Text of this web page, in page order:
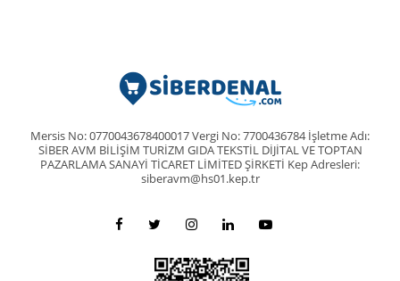
Mersis No: 0770043678400017 Vergi No: 7700436784 İşletme Adı:
SİBER AVM BİLİŞİM TURİZM GIDA TEKSTİL DİJİTAL VE TOPTAN
PAZARLAMA SANAYİ TİCARET LİMİTED ŞİRKETİ Kep Adresleri:
siberavm@hs01.kep.tr